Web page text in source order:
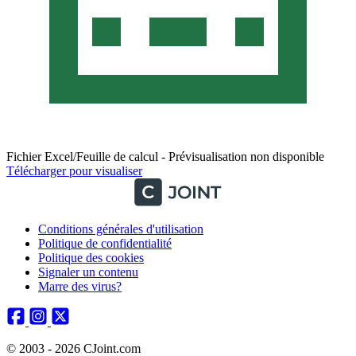
Fichier Excel/Feuille de calcul - Prévisualisation non disponible
Télécharger pour visualiser
Conditions générales d'utilisation
Politique de confidentialité
Politique des cookies
Signaler un contenu
Marre des virus?
© 2003 - 2026 CJoint.com